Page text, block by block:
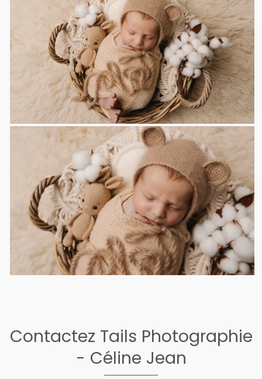
Contactez Tails Photographie
- Céline Jean